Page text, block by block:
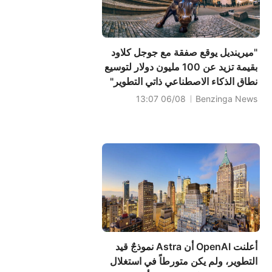
"ميرينديل يوقع صفقة مع جوجل كلاود
بقيمة تزيد عن 100 مليون دولار لتوسيع
نطاق الذكاء الاصطناعي ذاتي التطوير"
- تك كرانش
Benzinga News
06/08 13:07
أعلنت OpenAI أن Astra نموذجٌ قيد
التطوير، ولم يكن متورطاً في استغلال